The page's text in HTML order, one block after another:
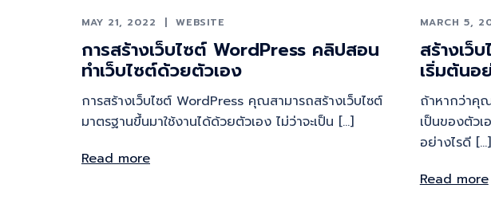
MAY 21, 2022 WEBSITE
การสร้างเว็บไซต์ WordPress คลิปสอน
ทำเว็บไซต์ด้วยตัวเอง
การสร้างเว็บไซต์ WordPress คุณสามารถสร้างเว็บไซต์
มาตรฐานขึ้นมาใช้งานได้ด้วยตัวเอง ไม่ว่าจะเป็น […]
Read more
MARCH 5,
สร้างเว็
เริ่มต้นอ
ถ้าหากว่าคุ
เป็นของตัวเ
อย่างไรดี […]
Read more